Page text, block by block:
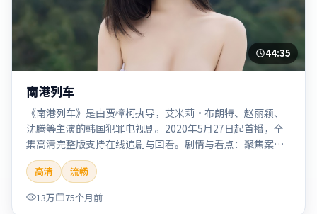
44:35
南港列车
《南港列车》是由贾樟柯执导，艾米莉·布朗特、赵丽颖、
沈腾等主演的韩国犯罪电视剧。2020年5月27日起首播，全
集高清完整版支持在线追剧与回看。剧情与看点：聚焦案件
与人性灰色地带，张力十足，兼具社会观察与戏剧冲突。本
片适合检索「南港列车」「贾樟柯」「犯罪」「韩国」
「2020」「2020-05-27上映」等关键词的影迷阅读简介与主
创信息。
高清
流畅
13万
75个月前